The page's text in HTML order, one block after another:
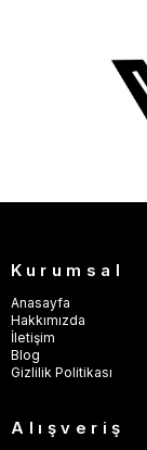
Kurumsal
Anasayfa
Hakkımızda
İletişim
Blog
Gizlilik Politikası
Alışveriş